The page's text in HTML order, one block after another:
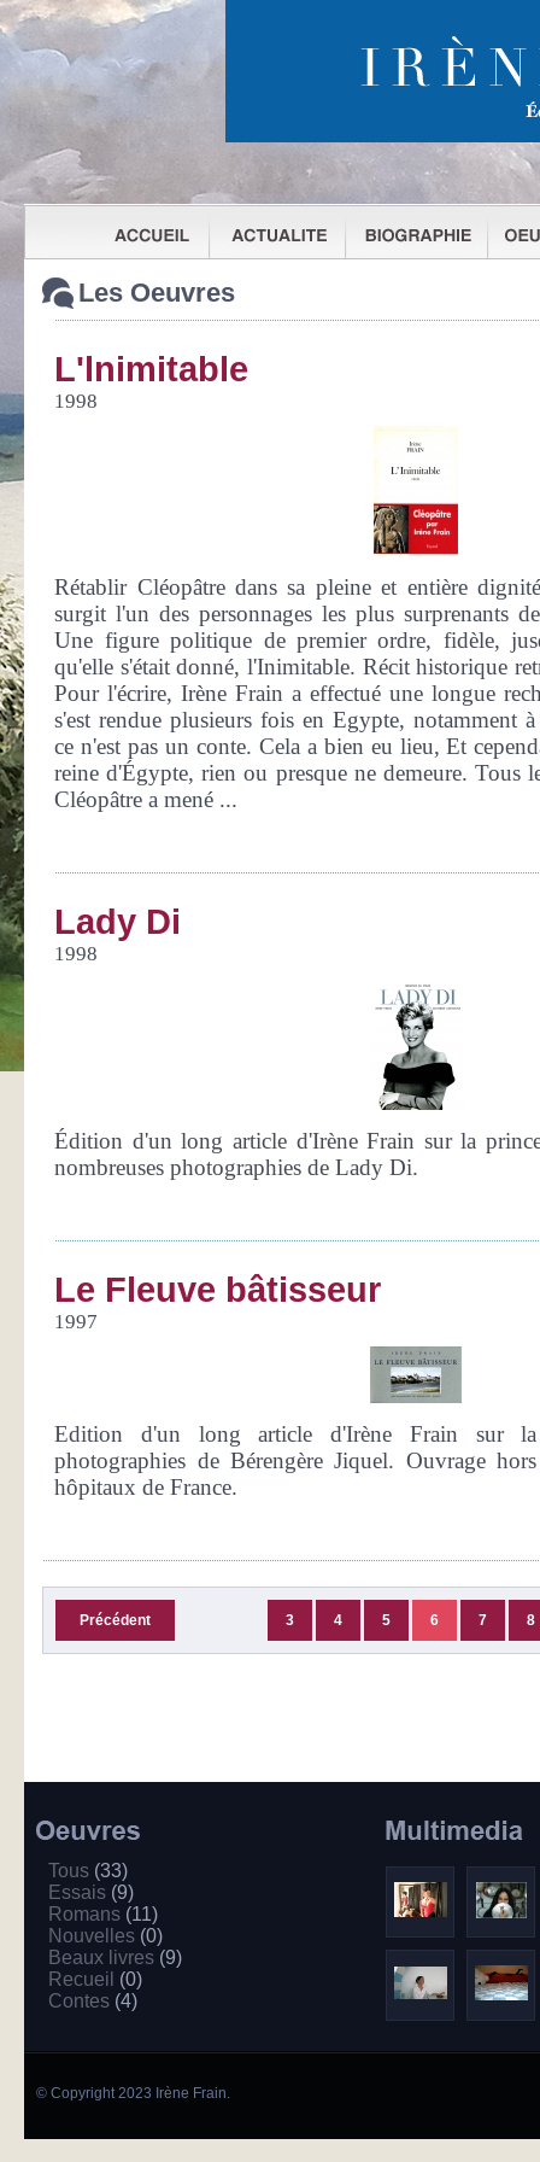
Les Oeuvres
L'lnimitable
1998
Rétablir Cléopâtre dans sa pleine et entière
surgit l'un des personnages les plus surprenants
Une figure politique de premier ordre, fidèle,
qu'elle s'était donné, l'Inimitable. Récit historique
Pour l'écrire, Irène Frain a effectué une longue
s'est rendue plusieurs fois en Egypte, notamment
ce n'est pas un conte. Cela a bien eu lieu, Et
reine d'Égypte, rien ou presque ne demeure. Tous
Cléopâtre a mené ...
Lady Di
1998
Édition d'un long article d'Irène Frain sur la
nombreuses photographies de Lady Di.
Le Fleuve bâtisseur
1997
Edition d'un long article d'Irène Frain sur
photographies de Bérengère Jiquel. Ouvrage
hôpitaux de France.
Précédent 3 4 5 6 7 8
Tous (33)
Essais (9)
Romans (11)
Nouvelles (0)
Beaux livres (9)
Recueil (0)
Contes (4)
© Copyright 2023 Irène Frain.